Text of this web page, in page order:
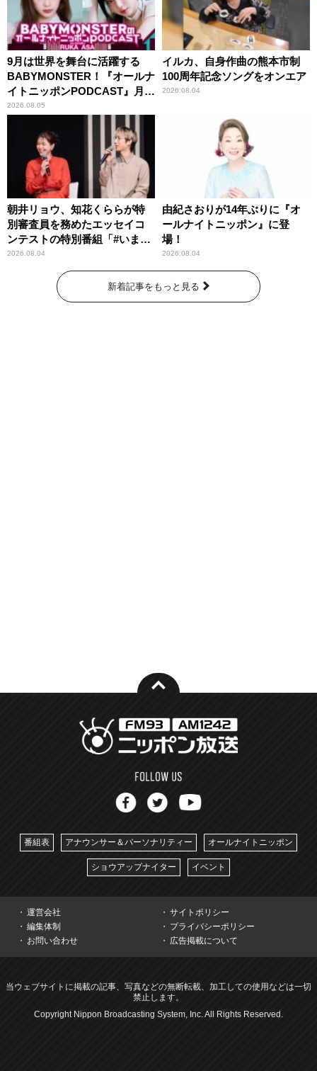
9月は世界を舞台に活躍する
BABYMONSTER！『オールナ
イトニッポンPODCAST』月替
わりパーソナリティ
2026.08.05
イルカ、自身作曲の熊本市制
100周年記念ソングをオンエア
2026.08.04
朝井リョウ、知花くららが特
別審査員を務めたエッセイコ
ンテストの特別番組「#いまあ
なたに伝えたいこと」
2026.08.04
由紀さおりが14年ぶりに『オ
ールナイトニッポン』に登
場！
2026.08.04
新着記事をもっと見る
番組表 アナウンサー＆パーソナリティー オールナイトニッポン
ショウアップナイター イベント
運営会社
サイトポリシー
編集体制
プライバシーポリシー
お問い合わせ
広告掲載について
当ウェブサイトに掲載の記事、写真などの無断転載、加工しての使用などは一切
禁止します。
Copyright Nippon Broadcasting System, Inc. All Rights Reserved.